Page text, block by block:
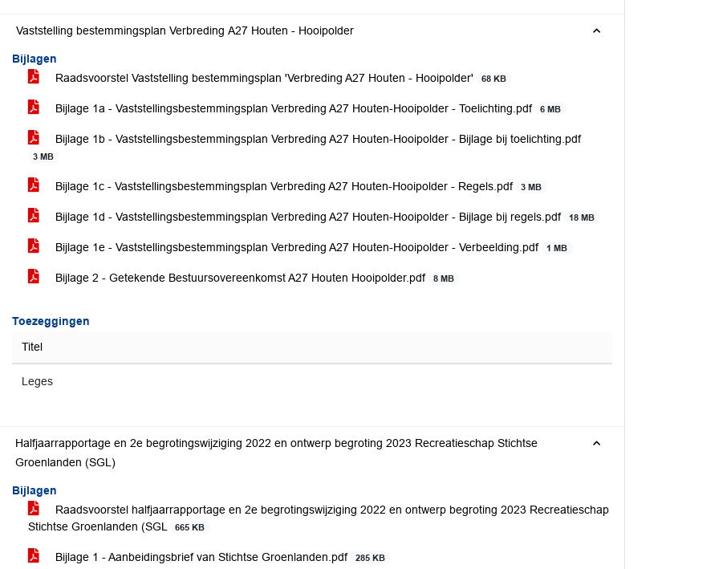
Vaststelling bestemmingsplan Verbreding A27 Houten - Hooipolder
Bijlagen
Raadsvoorstel Vaststelling bestemmingsplan 'Verbreding A27 Houten - Hooipolder'
68 KB
Bijlage 1a - Vaststellingsbestemmingsplan Verbreding A27 Houten-Hooipolder - Toelichting.pdf 6 MB
Bijlage 1b - Vaststellingsbestemmingsplan Verbreding A27 Houten-Hooipolder - Bijlage bij toelichting.pdf
3 MB
Bijlage 1c - Vaststellingsbestemmingsplan Verbreding A27 Houten-Hooipolder - Regels.pdf 3 MB
Bijlage 1d - Vaststellingsbestemmingsplan Verbreding A27 Houten-Hooipolder - Bijlage bij regels.pdf 18 MB
Bijlage 1e - Vaststellingsbestemmingsplan Verbreding A27 Houten-Hooipolder - Verbeelding.pdf 1 MB
Bijlage 2 - Getekende Bestuursovereenkomst A27 Houten Hooipolder.pdf 8 MB
Toezeggingen
Titel
Leges
Halfjaarrapportage en 2e begrotingswijziging 2022 en ontwerp begroting 2023 Recreatieschap Stichtse
Groenlanden (SGL)
Bijlagen
Raadsvoorstel halfjaarrapportage en 2e begrotingswijziging 2022 en ontwerp begroting 2023 Recreatieschap
Stichtse Groenlanden (SGL
665 KB
Bijlage 1 - Aanbeidingsbrief van Stichtse Groenlanden.pdf 285 KB